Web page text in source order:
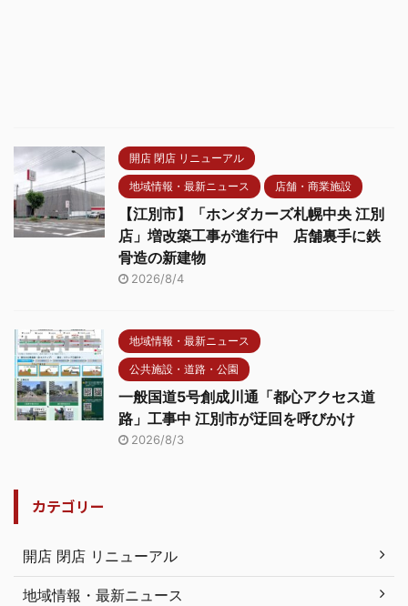
開店 閉店 リニューアル
地域情報・最新ニュース 店舗・商業施設
【江別市】「ホンダカーズ札幌中央 江別
店」増改築工事が進行中 店舗裏手に鉄
骨造の新建物
2026/8/4
地域情報・最新ニュース
公共施設・道路・公園
一般国道5号創成川通「都心アクセス道
路」工事中 江別市が迂回を呼びかけ
2026/8/3
カテゴリー
開店 閉店 リニューアル
地域情報・最新ニュース